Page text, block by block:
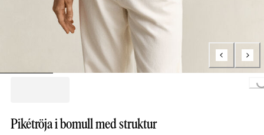
Loading...
Pikétröja i bomull med struktur